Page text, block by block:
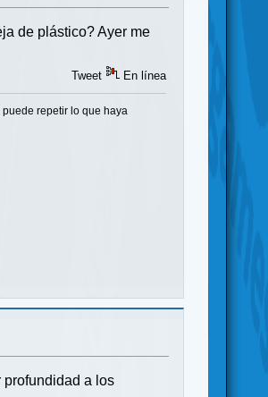
de plástico? Ayer me
Tweet En línea
repetir lo que haya
profundidad a los